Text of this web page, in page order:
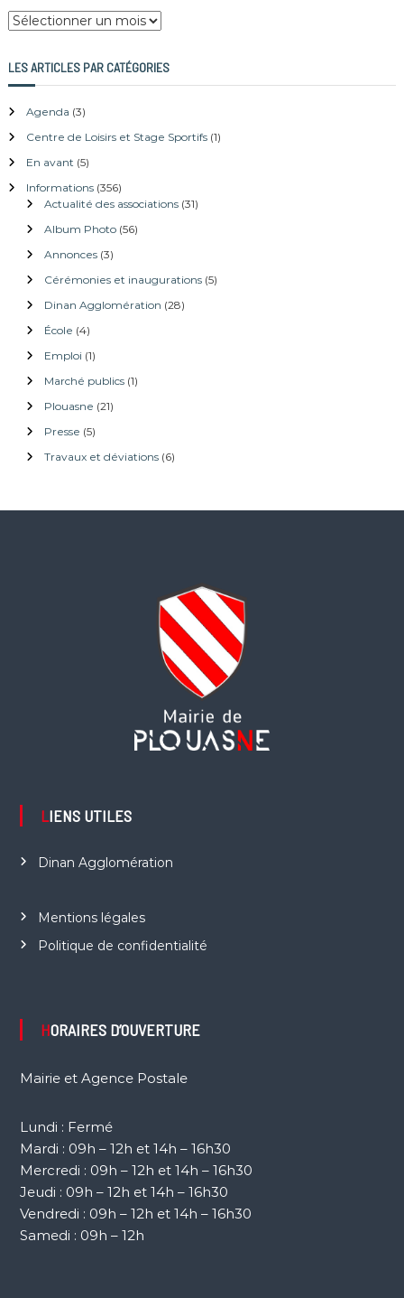
L
n
e
m
l
e
LES ARTICLES PAR CATÉGORIES
Agenda (3)
Centre de Loisirs et Stage Sportifs(1)
En avant (5)
Informations(356)
Actualité des associations(31)
Album Photo(56)
Annonces(3)
Cérémonies et inaugurations(5)
Dinan Agglomération (28)
École (4)
Emploi (1)
Marché publics(1)
Plouasne (21)
Presse (5)
Travaux et déviations(6)
LIENS UTILES
Dinan Agglomération
Mentions légales
Politique de confidentialité
HORAIRES D’OUVERTURE
Mairie et Agence Postale
Lundi : Fermé
Mardi : 09h – 12h et 14h – 16h30
Mercredi : 09h – 12h et 14h – 16h30
Jeudi : 09h – 12h et 14h – 16h30
Vendredi : 09h – 12h et 14h – 16h30
Samedi : 09h – 12h